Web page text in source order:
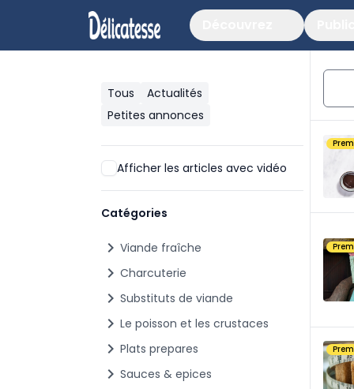
Tous
Actualités
Petites annonces
Afficher les articles avec vidéo
Catégories
chevron_right Viande fraîche
chevron_right Charcuterie
chevron_right Substituts de viande
chevron_right Le poisson et les crustaces
chevron_right Plats prepares
chevron_right Sauces & epices